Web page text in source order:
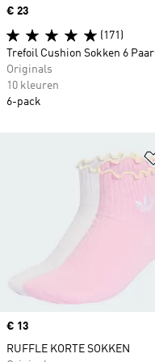
Price
€ 13
RUFFLE KORTE SOKKEN
Price
€ 23
(171)
Trefoil Cushion Sokken 6 Paar
Originals
10 kleuren
6-pack